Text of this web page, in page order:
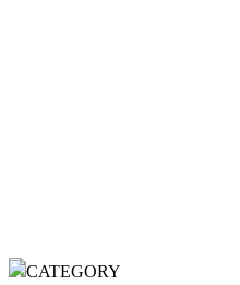
CATEGORY